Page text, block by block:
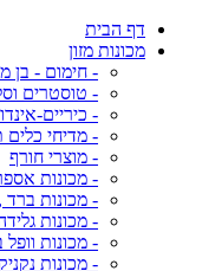
דף הבית
מכונות מזון
- חימום - בן
- טוסטרים
- כיריים-
- מדיחי כלים
- מוצרי חורף
- מכונות
- מכונות ברד
- מכונות
- מכונות וופל
- מכונות